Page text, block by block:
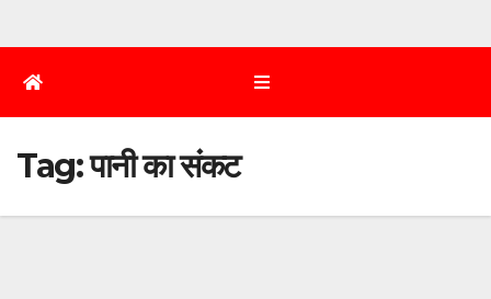
Tag:पानी का संकट